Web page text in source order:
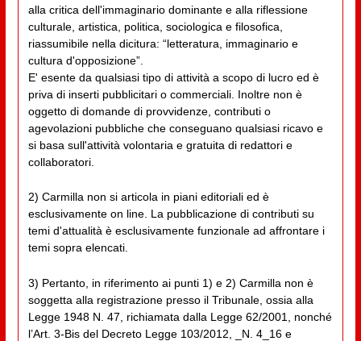
alla critica dell'immaginario dominante e alla riflessione
culturale, artistica, politica, sociologica e filosofica,
riassumibile nella dicitura: “letteratura, immaginario e
cultura d'opposizione”.
E' esente da qualsiasi tipo di attività a scopo di lucro ed è
priva di inserti pubblicitari o commerciali. Inoltre non è
oggetto di domande di provvidenze, contributi o
agevolazioni pubbliche che conseguano qualsiasi ricavo e
si basa sull'attività volontaria e gratuita di redattori e
collaboratori.
2) Carmilla non si articola in piani editoriali ed è
esclusivamente on line. La pubblicazione di contributi su
temi d'attualità è esclusivamente funzionale ad affrontare i
temi sopra elencati.
3) Pertanto, in riferimento ai punti 1) e 2) Carmilla non è
soggetta alla registrazione presso il Tribunale, ossia alla
Legge 1948 N. 47, richiamata dalla Legge 62/2001, nonché
l’Art. 3-Bis del Decreto Legge 103/2012, _N. 4_16 e